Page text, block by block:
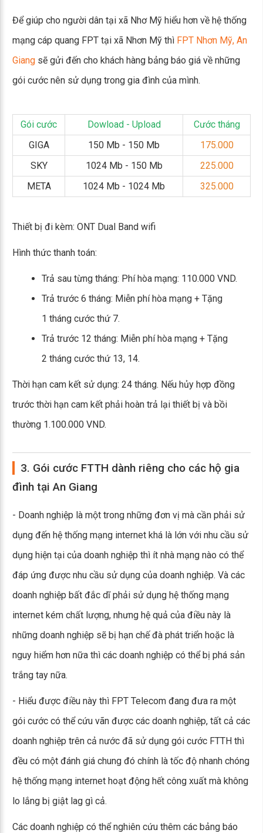
Để giúp cho người dân tại xã Nhơ Mỹ hiểu hơn về hệ thống
mạng cáp quang FPT tại xã Nhơn Mỹ thì FPT Nhơn Mỹ, An
Giang sẽ gửi đến cho khách hàng bảng báo giá về những
gói cước nên sử dụng trong gia đình của mình.
Gói cước Dowload - Upload
Cước tháng
GIGA
150 Mb - 150 Mb
175.000
SKY
1024 Mb - 150 Mb
225.000
META
1024 Mb - 1024 Mb 325.000
Thiết bị đi kèm: ONT Dual Band wifi
Hình thức thanh toán:
Trả sau từng tháng: Phí hòa mạng: 110.000 VND.
Trả trước 6 tháng: Miễn phí hòa mạng + Tặng
1 tháng cước thứ 7.
Trả trước 12 tháng: Miễn phí hòa mạng + Tặng
2 tháng cước thứ 13, 14.
Thời hạn cam kết sử dụng: 24 tháng. Nếu hủy hợp đồng
trước thời hạn cam kết phải hoàn trả lại thiết bị và bồi
thường 1.100.000 VND.
3. Gói cước FTTH dành riêng cho các hộ gia
đình tại An Giang
- Doanh nghiệp là một trong những đơn vị mà cần phải sử
dụng đến hệ thống mạng internet khá là lớn với nhu cầu sử
dụng hiện tại của doanh nghiệp thì ít nhà mạng nào có thể
đáp ứng được nhu cầu sử dụng của doanh nghiệp. Và các
doanh nghiệp bất đắc dĩ phải sử dụng hệ thống mạng
internet kém chất lượng, nhưng hệ quả của điều này là
những doanh nghiệp sẽ bị hạn chế đà phát triển hoặc là
nguy hiểm hơn nữa thì các doanh nghiệp có thể bị phá sản
trắng tay nữa.
- Hiểu được điều này thì FPT Telecom đang đưa ra một
gói cước có thể cứu vãn được các doanh nghiệp, tất cả các
doanh nghiệp trên cả nước đã sử dụng gói cước FTTH thì
đều có một đánh giá chung đó chính là tốc độ nhanh chóng
hệ thống mạng internet hoạt động hết công xuất mà không
lo lắng bị giật lag gì cả.
Các doanh nghiệp có thể nghiên cứu thêm các bảng báo